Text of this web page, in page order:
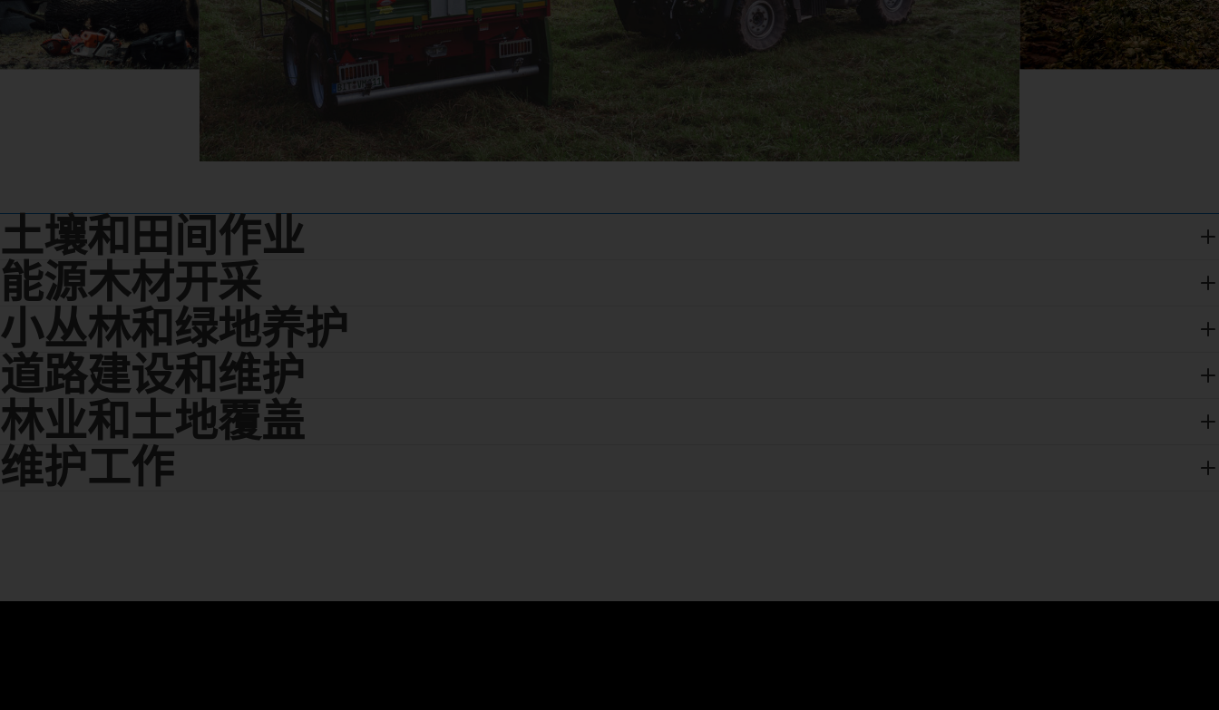
土壤和田间作业
能源木材开采
小丛林和绿地养护
道路建设和维护
林业和土地覆盖
维护工作